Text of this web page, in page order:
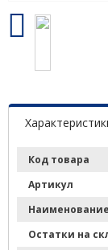
Код товара
Артикул
Наименование
Остатки на